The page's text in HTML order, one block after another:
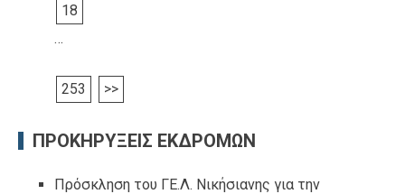
18
…
253 >>
ΠΡΟΚΗΡΥΞΕΙΣ ΕΚΔΡΟΜΩΝ
Πρόσκληση του ΓΕ.Λ. Νικήσιανης για την